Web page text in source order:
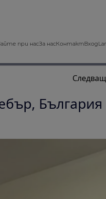
при насЗа насКонтактВход
България